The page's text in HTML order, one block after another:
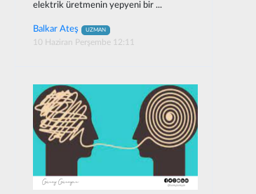
elektrik üretmenin yepyeni bir ...
Balkar Ateş UZMAN
10 Haziran Perşembe 12:11